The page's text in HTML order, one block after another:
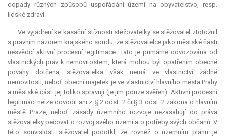
dopady různých způsobů uspořádání území na obyvatelstvo, resp.
lidské zdraví.
Ve vyjádření ke kasační stížnosti stěžovatelky se stěžovatel ztotožnil
s právním názorem krajského soudu, že stěžovatelce jako městské části
nesvědčí aktivní procesní legitimace. Tato je primárně odvozována od
vlastnických práv k nemovitostem, která mohou být opatřením obecné
povahy dotčena, stěžovatelka však nemá ve vlastnictví žádné
nemovitosti, neboť obecní majetek je ve vlastnictví hlavního města Prahy
a městské části jej toliko spravují (je jim pouze svěřen). Aktivní procesní
legitimaci nelze dovodit ani z § 2 odst. 2 či § 3 odst. 2 zákona o hlavním
městě Praze, neboť zásady územního rozvoje nezasahují do práva
stěžovatelky pečovat o rozvoj svého území a o potřeby svých občanů. V
této souvislosti stěžovatel podotkl, že rovněž o územním plánu je